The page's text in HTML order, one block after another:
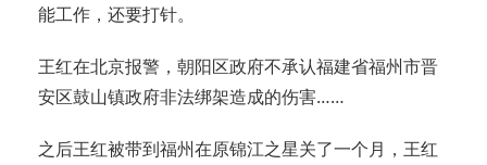
能工作，还要打针。
王红在北京报警，朝阳区政府不承认福建省福州市晋
安区鼓山镇政府非法绑架造成的伤害……
之后王红被带到福州在原锦江之星关了一个月，王红